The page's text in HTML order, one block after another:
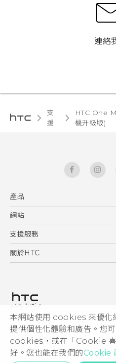
本網站使用 cookies 來優化
提供個性化體驗和廣告。您
cookies，或在「Cookie 喜
好。您也能在我們的Cookie
連絡
支
援
HTC One
機升級版)‎
產品
5G
智能手機
區塊鍊手機
網站
HTC Dev
HTC Research
支援服務
服務中心
關於HTC
私隱政策
產品安全
加入HTC
Security and Privacy
© 2011-2026 HTC
HTC 法律文件